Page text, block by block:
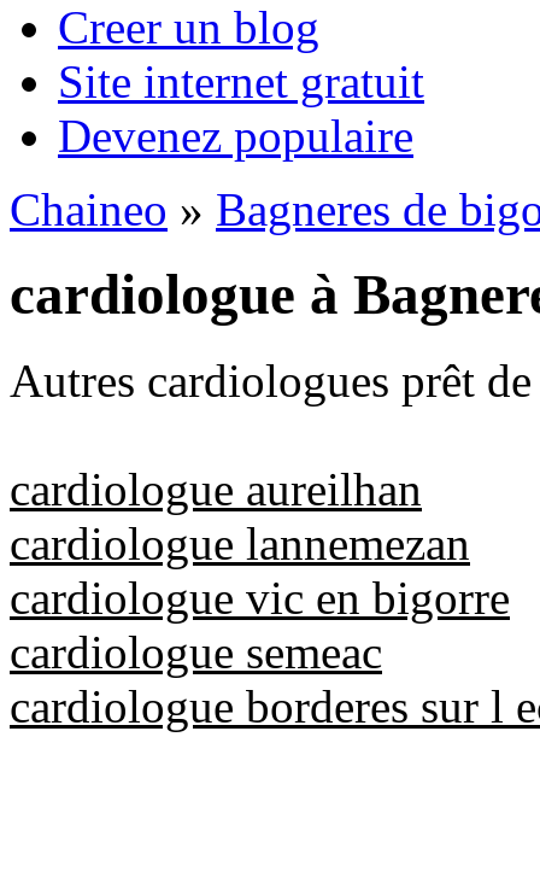
Creer un blog
Site internet gratuit
Devenez populaire
Chaineo » Bagneres de
cardiologue à
Autres cardiologues prêt
cardiologue aureilhan
cardiologue lannemezan
cardiologue vic en bigorre
cardiologue semeac
cardiologue borderes sur l